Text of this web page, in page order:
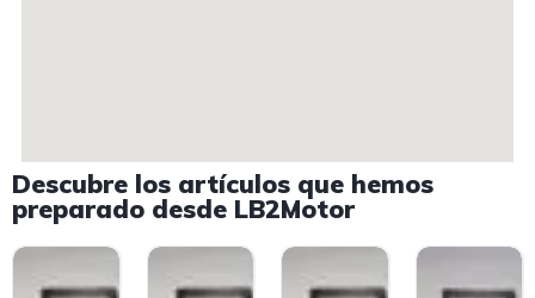
Descubre los artículos que hemos
preparado desde LB2Motor